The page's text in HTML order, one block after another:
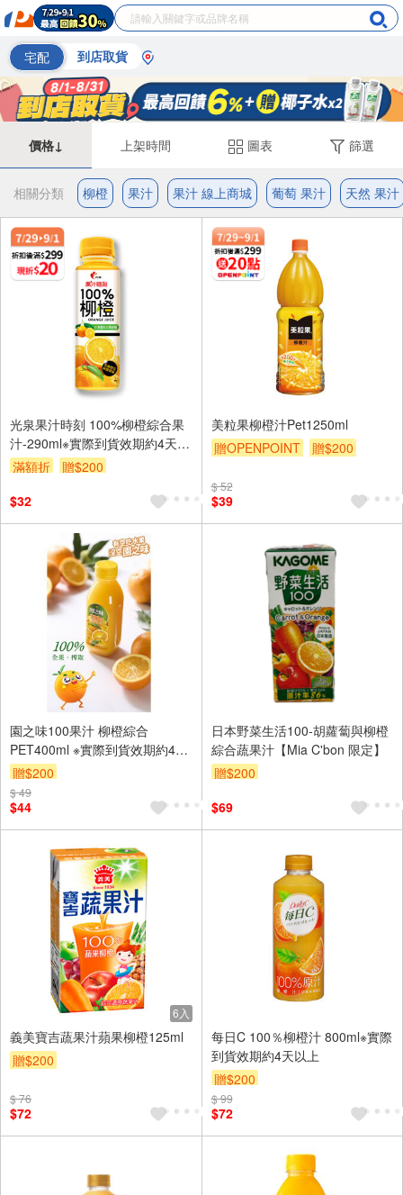
宅配 到店取貨
價格↓ 上架時間 圖表 篩選
相關分類 柳橙 果汁 果汁 線上商城 葡萄 果汁 天然 果汁
光泉果汁時刻 100%柳橙綜合果
汁-290ml※實際到貨效期約4天以
上
滿額折
贈$200
$32
美粒果柳橙汁Pet1250ml
贈OPENPOINT
贈$200
$ 52
$39
園之味100果汁 柳橙綜合
PET400ml ※實際到貨效期約4天
以上
贈$200
$ 49
$44
日本野菜生活100-胡蘿蔔與柳橙
綜合蔬果汁【Mia C'bon 限定】
贈$200
$69
6入
義美寶吉蔬果汁蘋果柳橙125ml
贈$200
$ 76
$72
每日C 100％柳橙汁 800ml※實際
到貨效期約4天以上
贈$200
$ 99
$72